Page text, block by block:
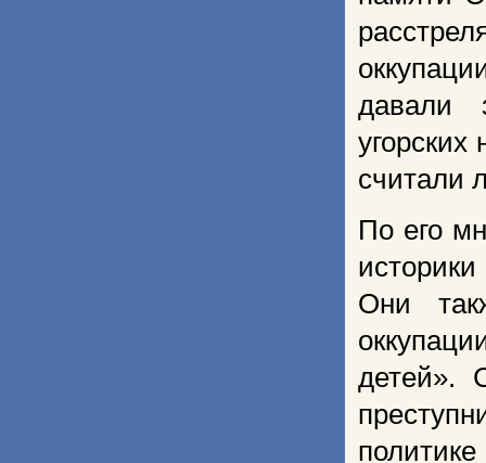
давали
считали
По его
Они
детей».